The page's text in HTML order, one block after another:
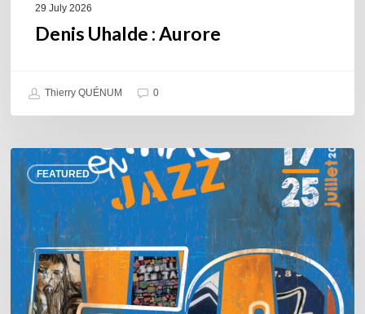
29 July 2026
Denis Uhalde : Aurore
Thierry QUÉNUM 0
FEATURED
Souillac
en
Jazz
2026
–
Three
days
of